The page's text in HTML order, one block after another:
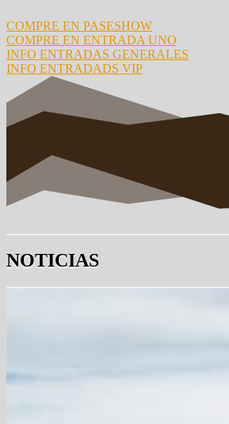
COMPRE EN PASESHOW
COMPRE EN ENTRADA UNO
INFO ENTRADAS GENERALES
INFO ENTRADADS VIP
NOTICIAS